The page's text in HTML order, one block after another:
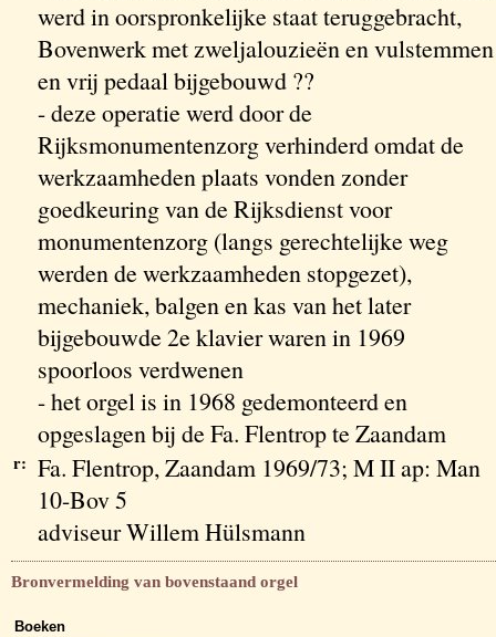
werd in oorspronkelijke staat teruggebracht,
Bovenwerk met zweljalouzieën en vulstemmen
en vrij pedaal bijgebouwd ??
- deze operatie werd door de
Rijksmonumentenzorg verhinderd omdat de
werkzaamheden plaats vonden zonder
goedkeuring van de Rijksdienst voor
monumentenzorg (langs gerechtelijke weg
werden de werkzaamheden stopgezet),
mechaniek, balgen en kas van het later
bijgebouwde 2e klavier waren in 1969
spoorloos verdwenen
- het orgel is in 1968 gedemonteerd en
opgeslagen bij de Fa. Flentrop te Zaandam
r: Fa. Flentrop, Zaandam 1969/73; M II ap: Man
10-Bov 5
adviseur Willem Hülsmann
Bronvermelding van bovenstaand orgel
Boeken